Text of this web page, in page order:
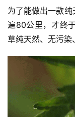
为了能做出一款
遍80公里，才终
草纯天然、无污染